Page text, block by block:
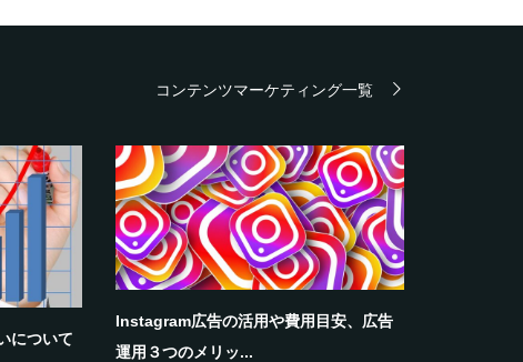
コンテンツマーケティング一覧
について
Instagram広告の活用や費用目安、広告
運用３つのメリッ...